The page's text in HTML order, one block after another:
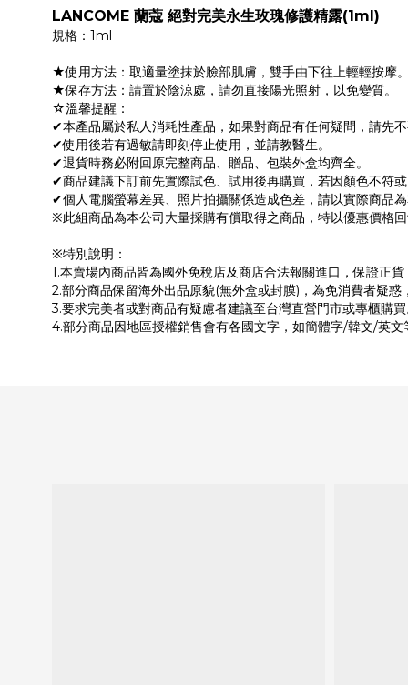
LANCOME 蘭蔻 絕對完美永生玫瑰修護精露(1ml)
規格：1ml
★使用方法：取適量塗抹於臉部肌膚，雙手由下往上輕輕按摩
★保存方法：請置於陰涼處，請勿直接陽光照射，以免變質。
☆溫馨提醒：
✔本產品屬於私人消耗性產品，如果對商品有任何疑問，請先
✔使用後若有過敏請即刻停止使用，並請教醫生。
✔退貨時務必附回原完整商品、贈品、包裝外盒均齊全。
✔商品建議下訂前先實際試色、試用後再購買，若因顏色不符
✔個人電腦螢幕差異、照片拍攝關係造成色差，請以實際商品
※此組商品為本公司大量採購有償取得之商品，特以優惠價格
※特別說明：
1.本賣場內商品皆為國外免稅店及商店合法報關進口，保證正
2.部分商品保留海外出品原貌(無外盒或封膜)，為免消費者疑惑
3.要求完美者或對商品有疑慮者建議至台灣直營門市或專櫃購
4.部分商品因地區授權銷售會有各國文字，如簡體字/韓文/英